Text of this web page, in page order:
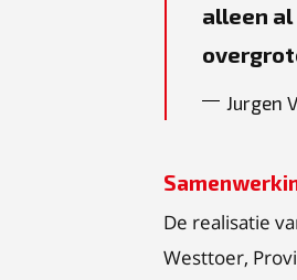
alleen
Jurgen
De realisatie
Westtoer,